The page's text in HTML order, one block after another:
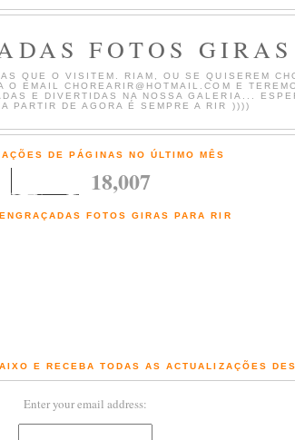
FOTOS
QUE O VISITEM. RIAM, OU SE QUISEREM
EMAIL CHOREARIR@HOTMAIL.COM E
E DIVERTIDAS NA NOSSA GALERIA...
PARTIR DE AGORA É SEMPRE A RIR ))))
DE PÁGINAS NO ÚLTIMO MÊS
18,007
FOTOS GIRAS PARA RIR
E RECEBA TODAS AS ACTUALIZAÇÕES
Enter your email address: